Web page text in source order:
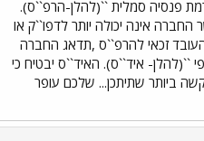
פנסיה סמלית ``(להלן-הרפ``ס).
אינה יכולה יותר לדפו``ק או
זכאי להרפ``ס ,תדאג החברה
``(להלן- איד``ס). האיד``ס יבטיח כי
ביותר שתיתכן... שלכם עופר